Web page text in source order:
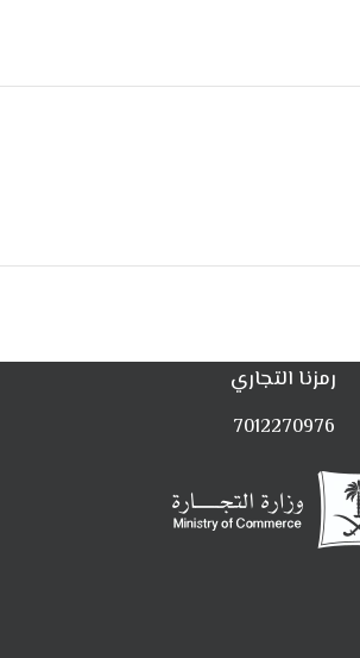
رمزنا التجاري
7012270976